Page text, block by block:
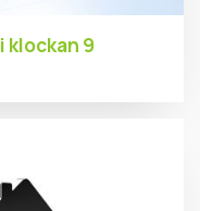
klockan 9